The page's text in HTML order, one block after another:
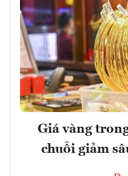
Giá vàng
chuỗi giảm